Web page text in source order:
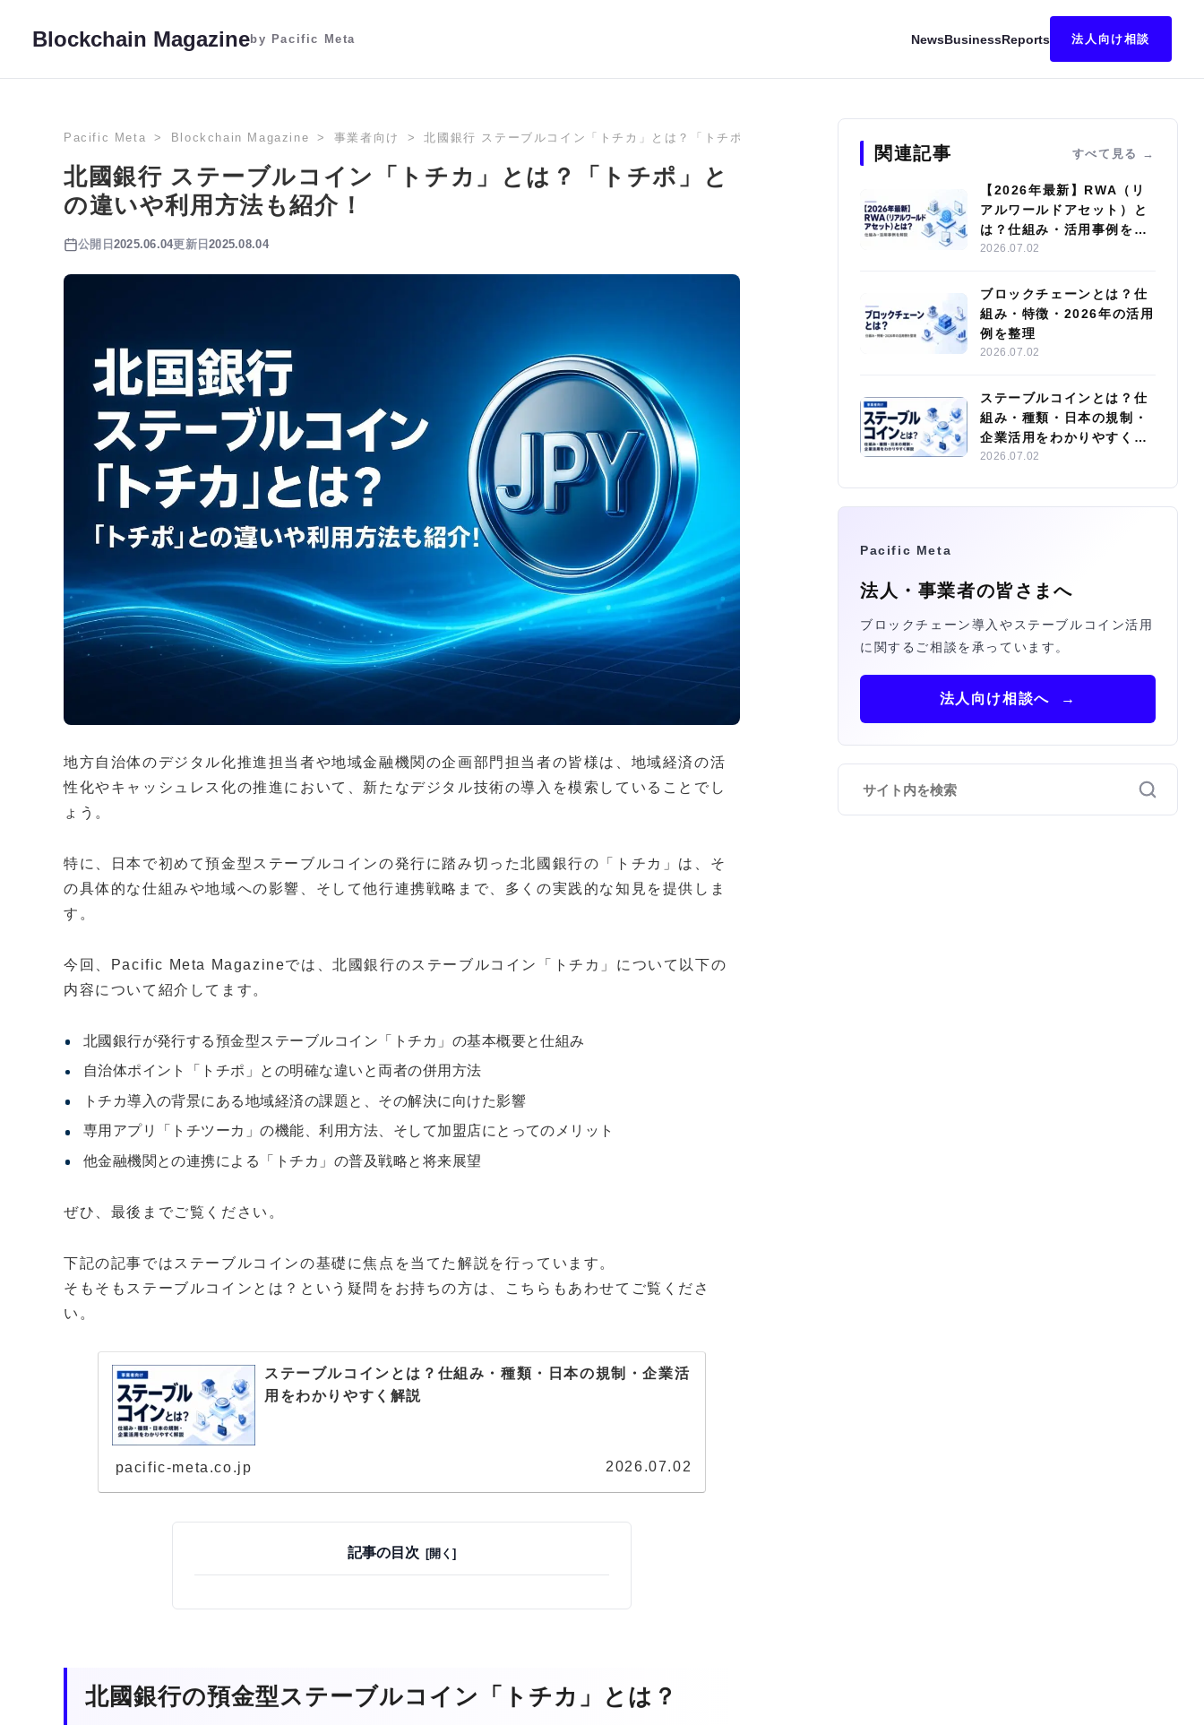
Blockchain Magazineby Pacific Meta NewsBusinessReports 法人向け相談
Pacific Meta Blockchain Magazine 事業者向け 北國銀行 ステーブルコイン「トチカ」とは？「トチポ」との違いや利用方法も紹介！
北國銀行 ステーブルコイン「トチカ」とは？「トチポ」と
の違いや利用方法も紹介！
公開日 2025.06.04更新日2025.08.04
地方自治体のデジタル化推進担当者や地域金融機関の企画部門担当者の皆様は、地域経済の活
性化やキャッシュレス化の推進において、新たなデジタル技術の導入を模索していることでし
ょう。
特に、日本で初めて預金型ステーブルコインの発行に踏み切った北國銀行の「トチカ」は、そ
の具体的な仕組みや地域への影響、そして他行連携戦略まで、多くの実践的な知見を提供しま
す。
今回、Pacific Meta Magazineでは、北國銀行のステーブルコイン「トチカ」について以下の
内容について紹介してます。
北國銀行が発行する預金型ステーブルコイン「トチカ」の基本概要と仕組み
自治体ポイント「トチポ」との明確な違いと両者の併用方法
トチカ導入の背景にある地域経済の課題と、その解決に向けた影響
専用アプリ「トチツーカ」の機能、利用方法、そして加盟店にとってのメリット
他金融機関との連携による「トチカ」の普及戦略と将来展望
ぜひ、最後までご覧ください。
下記の記事ではステーブルコインの基礎に焦点を当てた解説を行っています。
そもそもステーブルコインとは？という疑問をお持ちの方は、こちらもあわせてご覧くださ
い。
ステーブルコインとは？仕組み・種類・日本の規制・企業活
用をわかりやすく解説
pacific-meta.co.jp 2026.07.02
記事の目次
北國銀行の預金型ステーブルコイン「トチカ」とは？
関連記事 すべて見る
【2026年最新】RWA（リ
アルワールドアセット）と
は？仕組み・活用事例を解
説
2026.07.02
ブロックチェーンとは？仕
組み・特徴・2026年の活用
例を整理
2026.07.02
ステーブルコインとは？仕
組み・種類・日本の規制・
企業活用をわかりやすく解
説
2026.07.02
Pacific Meta
法人・事業者の皆さまへ
ブロックチェーン導入やステーブルコイン活用
に関するご相談を承っています。
法人向け相談へ